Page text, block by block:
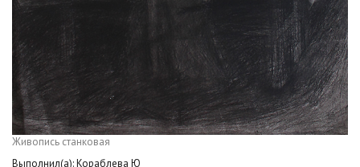
Живопись станковая
Выполнил(а): Кораблева Ю